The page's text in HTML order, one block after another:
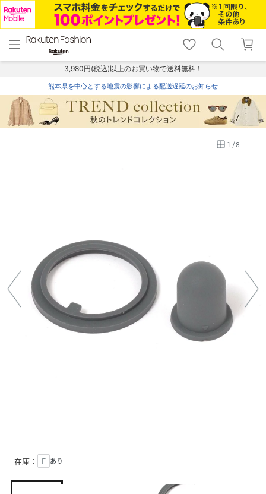
menu home
トップ
shopping_cart lock_outline
ログイン
3,980円(税込)以上のお買い物で送料無料！
熊本県を中心とする地震の影響による配送遅延のお知らせ
1 /8
在庫： Ｆ あり